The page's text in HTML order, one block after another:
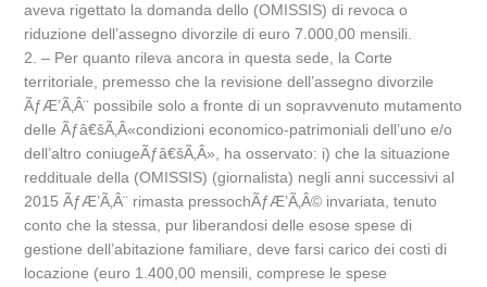
aveva rigettato la domanda dello (OMISSIS) di revoca o
riduzione dell’assegno divorzile di euro 7.000,00 mensili.
2. – Per quanto rileva ancora in questa sede, la Corte
territoriale, premesso che la revisione dell’assegno divorzile
ÃƒÆ’Ã‚Â¨ possibile solo a fronte di un sopravvenuto mutamento
delle Ãƒâ€šÃ‚Â«condizioni economico-patrimoniali dell’uno e/o
dell’altro coniugeÃƒâ€šÃ‚Â», ha osservato: i) che la situazione
reddituale della (OMISSIS) (giornalista) negli anni successivi al
2015 ÃƒÆ’Ã‚Â¨ rimasta pressochÃƒÆ’Ã‚Â© invariata, tenuto
conto che la stessa, pur liberandosi delle esose spese di
gestione dell’abitazione familiare, deve farsi carico dei costi di
locazione (euro 1.400,00 mensili, comprese le spese